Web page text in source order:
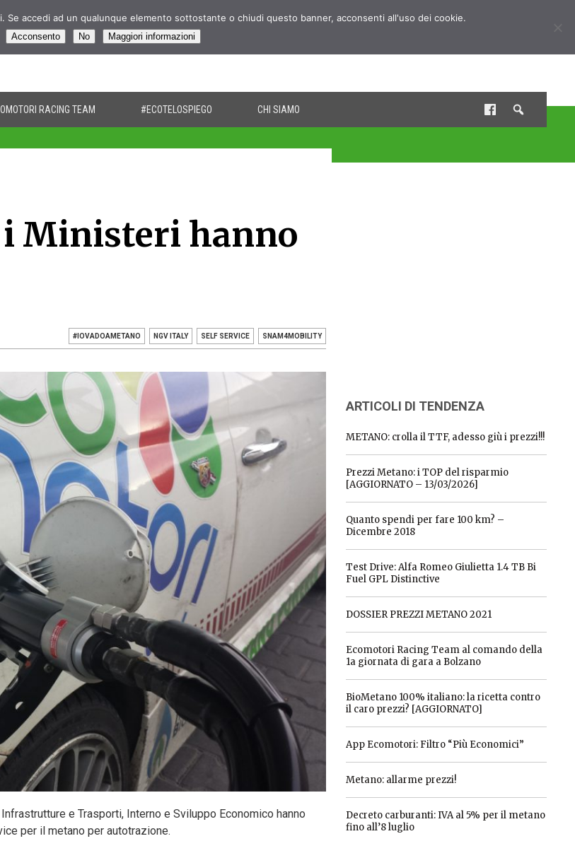
RACING TEAM #ECOTELOSPIEGO CHI SIAMO
i Ministeri hanno
#IOVADOAMETANO NGV ITALY SELF SERVICE SNAM4MOBILITY
e Trasporti, Interno e Sviluppo Economico hanno
per il metano per autotrazione.
ARTICOLI DI TENDENZA
METANO: crolla il TTF, adesso giù i prezzi!!!
Prezzi Metano: i TOP del risparmio
[AGGIORNATO – 13/03/2026]
Quanto spendi per fare 100 km? –
Dicembre 2018
Test Drive: Alfa Romeo Giulietta 1.4 TB Bi
Fuel GPL Distinctive
DOSSIER PREZZI METANO 2021
Ecomotori Racing Team al comando della
1a giornata di gara a Bolzano
BioMetano 100% italiano: la ricetta contro
il caro prezzi? [AGGIORNATO]
App Ecomotori: Filtro “Più Economici”
Metano: allarme prezzi!
Decreto carburanti: IVA al 5% per il metano
fino all’8 luglio
accedi ad un qualunque elemento sottostante o chiudi questo banner, acconsenti all'uso dei cookie.
Acconsento No Maggiori informazioni